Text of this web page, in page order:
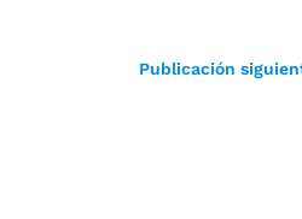
Publicación